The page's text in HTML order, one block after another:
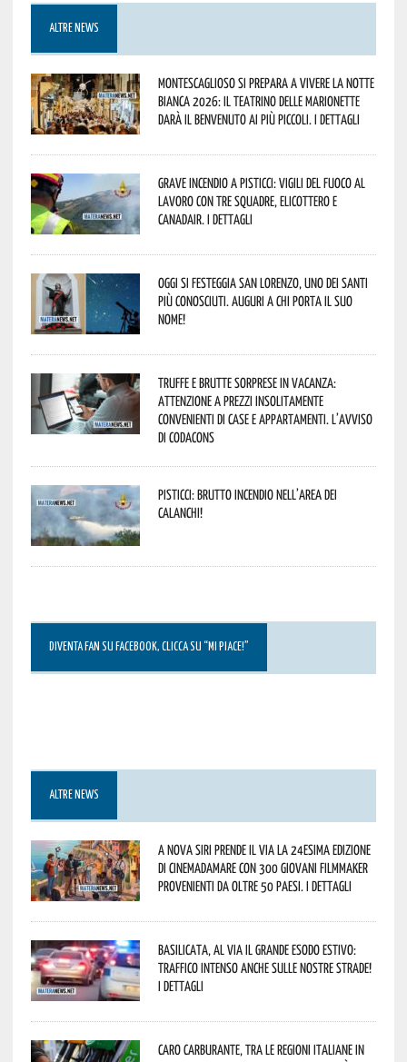
ALTRE NEWS
Montescaglioso si prepara a vivere la Notte
Bianca 2026: il Teatrino delle Marionette
darà il benvenuto ai più piccoli. I dettagli
Grave incendio a Pisticci: Vigili del Fuoco al
lavoro con tre squadre, elicottero e
Canadair. I dettagli
Oggi si festeggia San Lorenzo, uno dei Santi
più conosciuti. Auguri a chi porta il suo
nome!
Truffe e brutte sorprese in vacanza:
attenzione a prezzi insolitamente
convenienti di case e appartamenti. L’avviso
di Codacons
Pisticci: brutto incendio nell’area dei
Calanchi!
DIVENTA FAN SU FACEBOOK, CLICCA SU “MI PIACE!”
ALTRE NEWS
A Nova Siri prende il via la 24esima edizione
di Cinemadamare con 300 giovani filmmaker
provenienti da oltre 50 Paesi. I dettagli
Basilicata, al via il grande esodo estivo:
traffico intenso anche sulle nostre strade!
I dettagli
Caro carburante, tra le regioni italiane in